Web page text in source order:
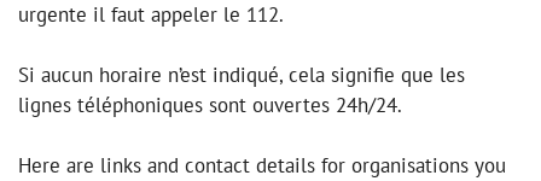
urgente il faut appeler le 112.
Si aucun horaire n’est indiqué, cela signifie que les
lignes téléphoniques sont ouvertes 24h/24.
Here are links and contact details for organisations you